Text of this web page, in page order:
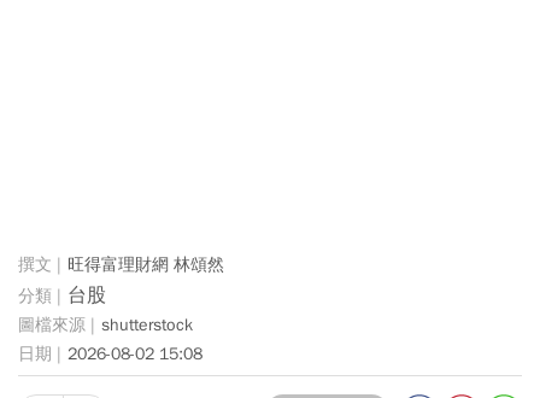
旺得富理財網 林頌然
台股
shutterstock
2026-08-02 15:08